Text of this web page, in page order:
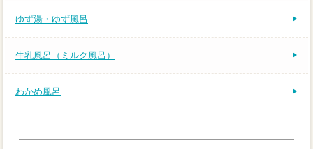
ゆず湯・ゆず風呂
牛乳風呂（ミルク風呂）
わかめ風呂